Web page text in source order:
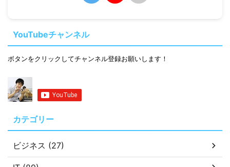
YouTubeチャンネル
ボタンをクリックしてチャンネル登録お願いします！
カテゴリー
ビジネス (27)